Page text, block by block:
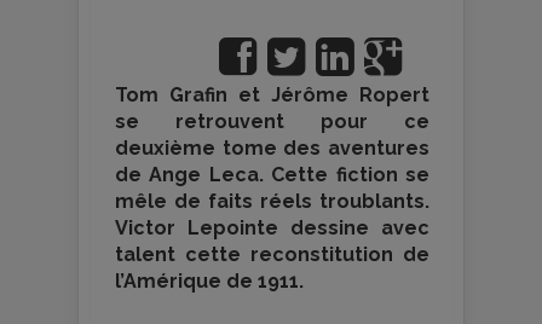
Tom Grafin et Jérôme Ropert
se retrouvent pour ce
deuxième tome des aventures
de Ange Leca. Cette fiction se
mêle de faits réels troublants.
Victor Lepointe dessine avec
talent cette reconstitution de
l’Amérique de 1911.